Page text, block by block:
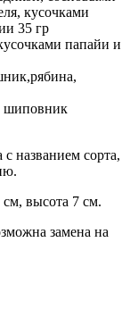
кусочками
35 гр
папайи и
шиповник
названием сорта,
высота 7 см.
замена на